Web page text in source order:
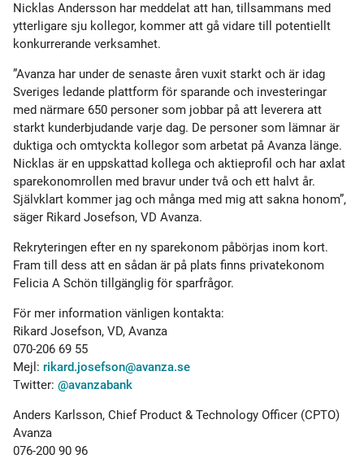
Nicklas Andersson har meddelat att han, tillsammans med
ytterligare sju kollegor, kommer att gå vidare till potentiellt
konkurrerande verksamhet.
”Avanza har under de senaste åren vuxit starkt och är idag
Sveriges ledande plattform för sparande och investeringar
med närmare 650 personer som jobbar på att leverera att
starkt kunderbjudande varje dag. De personer som lämnar är
duktiga och omtyckta kollegor som arbetat på Avanza länge.
Nicklas är en uppskattad kollega och aktieprofil och har axlat
sparekonomrollen med bravur under två och ett halvt år.
Självklart kommer jag och många med mig att sakna honom”,
säger Rikard Josefson, VD Avanza.
Rekryteringen efter en ny sparekonom påbörjas inom kort.
Fram till dess att en sådan är på plats finns privatekonom
Felicia A Schön tillgänglig för sparfrågor.
För mer information vänligen kontakta:
Rikard Josefson, VD, Avanza
070-206 69 55
Mejl: rikard.josefson@avanza.se
Twitter: @avanzabank
Anders Karlsson, Chief Product & Technology Officer (CPTO)
Avanza
076-200 90 96